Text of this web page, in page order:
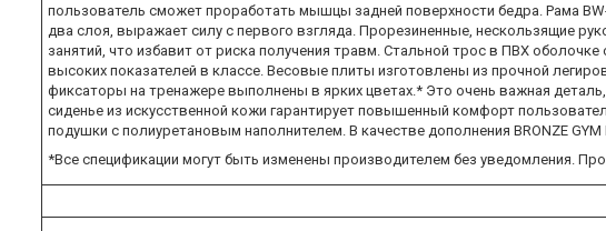
пользователь сможет проработать мышцы задней поверхности бедра. Рама
два слоя, выражает силу с первого взгляда. Прорезиненные, нескользящие
занятий, что избавит от риска получения травм. Стальной трос в ПВХ
высоких показателей в классе. Весовые плиты изготовлены из прочной
фиксаторы на тренажере выполнены в ярких цветах.* Это очень важная
сиденье из искусственной кожи гарантирует повышенный комфорт
подушки с полиуретановым наполнителем. В качестве дополнения BRONZE
*Все спецификации могут быть изменены производителем без уведомления.